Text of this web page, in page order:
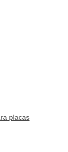
placas